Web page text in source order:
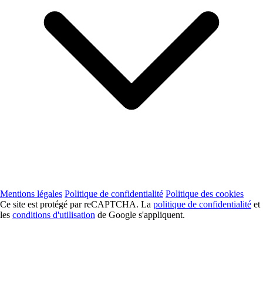
Mentions légales Politique de confidentialité Politique des cookies
Ce site est protégé par reCAPTCHA. La politique de confidentialité et
les conditions d'utilisation de Google s'appliquent.